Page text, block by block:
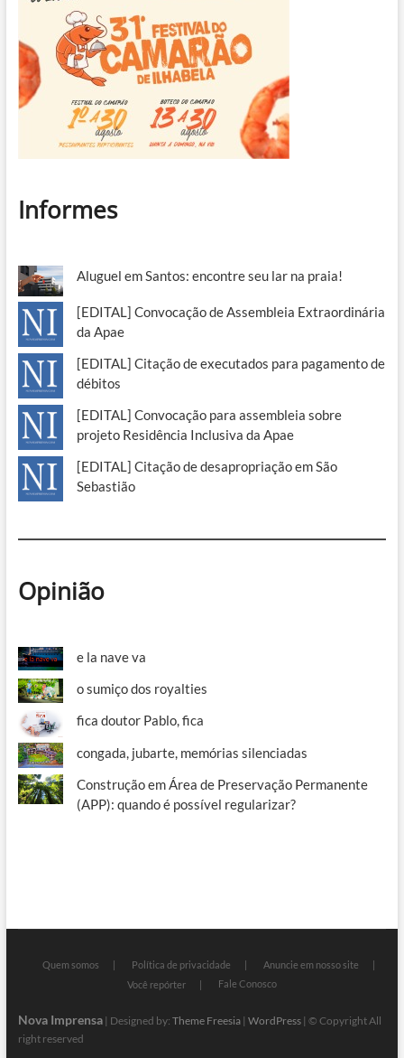
Informes
Aluguel em Santos: encontre seu lar na praia!
[EDITAL] Convocação de Assembleia Extraordinária
da Apae
[EDITAL] Citação de executados para pagamento de
débitos
[EDITAL] Convocação para assembleia sobre
projeto Residência Inclusiva da Apae
[EDITAL] Citação de desapropriação em São
Sebastião
Opinião
e la nave va
o sumiço dos royalties
fica doutor Pablo, fica
congada, jubarte, memórias silenciadas
Construção em Área de Preservação Permanente
(APP): quando é possível regularizar?
Quem somos Política de privacidade
Anuncie em nosso site
Você repórter
Fale Conosco
Nova Imprensa| Designed by: Theme Freesia| WordPress| © Copyright All
right reserved